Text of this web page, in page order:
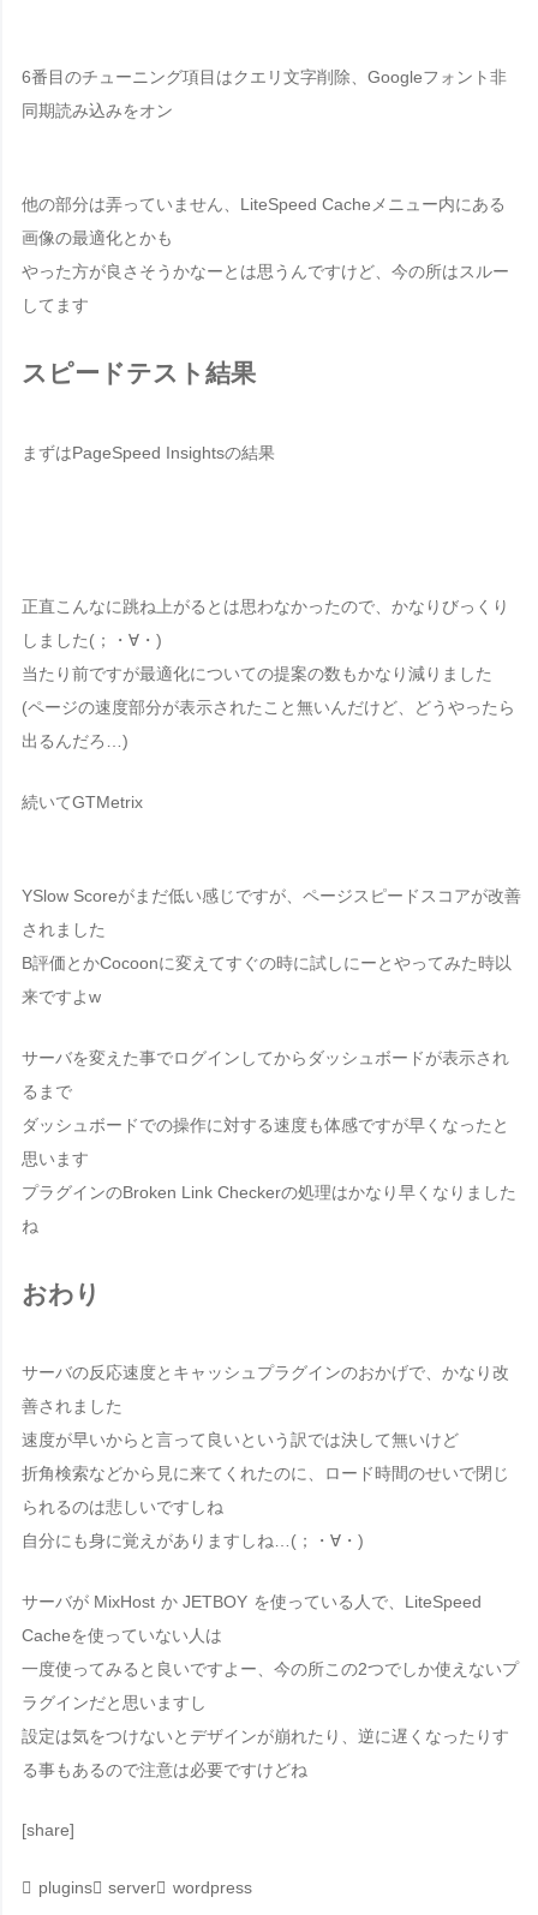
6番目のチューニング項目はクエリ文字削除、Googleフォント非
同期読み込みをオン
他の部分は弄っていません、LiteSpeed Cacheメニュー内にある
画像の最適化とかも
やった方が良さそうかなーとは思うんですけど、今の所はスルー
してます
スピードテスト結果
まずはPageSpeed Insightsの結果
正直こんなに跳ね上がるとは思わなかったので、かなりびっくり
しました(；・∀・)
当たり前ですが最適化についての提案の数もかなり減りました
(ページの速度部分が表示されたこと無いんだけど、どうやったら
出るんだろ…)
続いてGTMetrix
YSlow Scoreがまだ低い感じですが、ページスピードスコアが改善
されました
B評価とかCocoonに変えてすぐの時に試しにーとやってみた時以
来ですよw
サーバを変えた事でログインしてからダッシュボードが表示され
るまで
ダッシュボードでの操作に対する速度も体感ですが早くなったと
思います
プラグインのBroken Link Checkerの処理はかなり早くなりました
ね
おわり
サーバの反応速度とキャッシュプラグインのおかげで、かなり改
善されました
速度が早いからと言って良いという訳では決して無いけど
折角検索などから見に来てくれたのに、ロード時間のせいで閉じ
られるのは悲しいですしね
自分にも身に覚えがありますしね…(；・∀・)
サーバが MixHost かJETBOY を使っている人で、 LiteSpeed
Cacheを使っていない人は
一度使ってみると良いですよー、今の所この2つでしか使えないプ
ラグインだと思いますし
設定は気をつけないとデザインが崩れたり、逆に遅くなったりす
る事もあるので注意は必要ですけどね
[share]
plugins server
wordpress